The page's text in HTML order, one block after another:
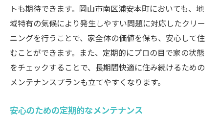
トも期待できます。岡山市南区浦安本町においても、地
域特有の気候により発生しやすい問題に対応したクリー
ニングを行うことで、家全体の価値を保ち、安心して住
むことができます。また、定期的にプロの目で家の状態
をチェックすることで、長期間快適に住み続けるための
メンテナンスプランも立てやすくなります。
安心のための定期的なメンテナンス